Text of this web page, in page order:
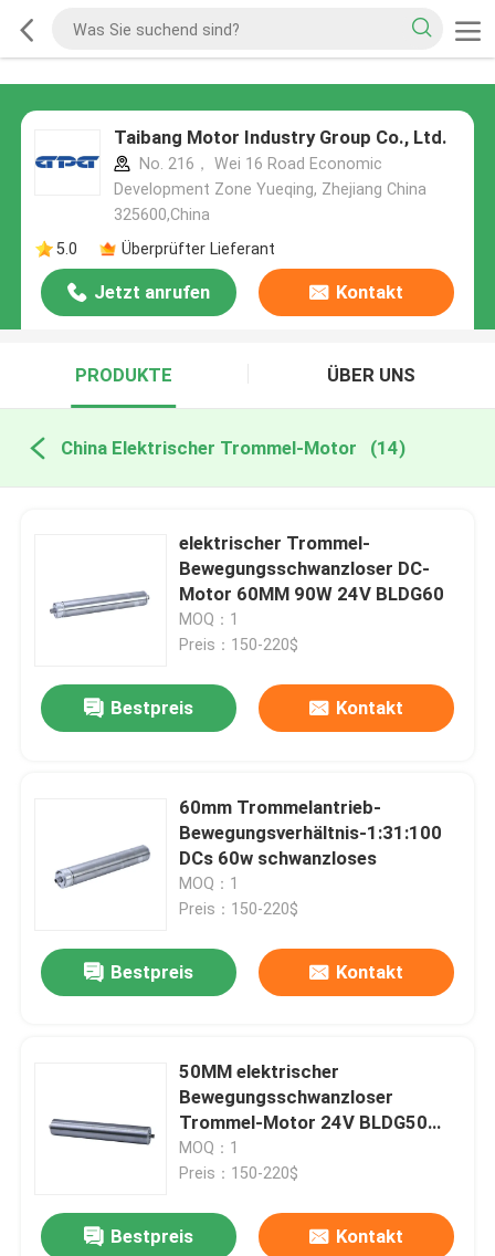
Taibang Motor Industry Group Co., Ltd.
No. 216， Wei 16 Road Economic
Development Zone Yueqing, Zhejiang China
325600,China
5.0
Überprüfter Lieferant
Jetzt anrufen Kontakt
PRODUKTE ÜBER UNS
China Elektrischer Trommel-Motor (14)
elektrischer Trommel-
Bewegungsschwanzloser DC-
Motor 60MM 90W 24V BLDG60
MOQ：1
Preis：150-220$
Bestpreis Kontakt
60mm Trommelantrieb-
Bewegungsverhältnis-1:31:100
DCs 60w schwanzloses
MOQ：1
Preis：150-220$
Bestpreis Kontakt
50MM elektrischer
Bewegungsschwanzloser
Trommel-Motor 24V BLDG50
Trommel-60W
MOQ：1
Preis：150-220$
Bestpreis Kontakt